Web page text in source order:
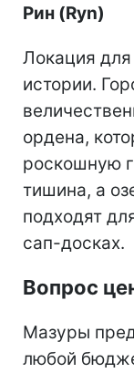
Рин (Ryn)
Локация
истории.
ордена,
роскошную
тишина, а
подходят
сап-досках.
Вопрос
Мазуры
любой